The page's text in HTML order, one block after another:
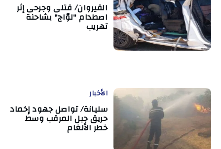
القيروان/ قتلى وجرحى إثر
اصطدام "لوّاج" بشاحنة
تهريب
الأخبار
سليانة/ تواصل جهود إخماد
حريق جبل المرقب وسط
خطر الألغام